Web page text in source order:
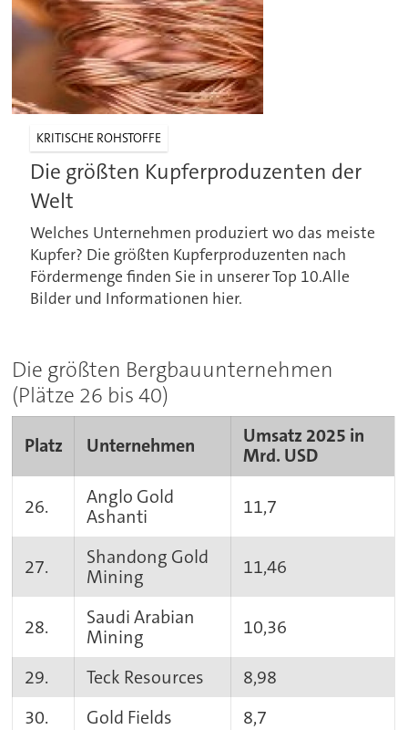
KRITISCHE ROHSTOFFE
Die größten Kupferproduzenten der
Welt
Welches Unternehmen produziert wo das meiste
Kupfer? Die größten Kupferproduzenten nach
Fördermenge finden Sie in unserer Top 10.Alle
Bilder und Informationen hier.
Die größten Bergbauunternehmen
(Plätze 26 bis 40)
Platz Unternehmen
Umsatz 2025 in
Mrd. USD
26.
Anglo Gold
Ashanti
11,7
27.
Shandong Gold
Mining
11,46
28.
Saudi Arabian
Mining
10,36
29. Teck Resources
8,98
30.
Gold Fields
8,7